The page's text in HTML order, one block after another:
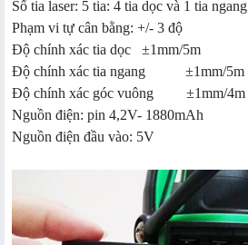
Số tia laser: 5 tia: 4 tia dọc và 1 tia ngang
Phạm vi tự cân bằng: +/- 3 độ
Độ chính xác tia dọc ±1mm/5m
Độ chính xác tia ngang ±1mm/5m
Độ chính xác góc vuông ±1mm/4m
Nguồn điện: pin 4,2V- 1880mAh
Nguồn điện đầu vào: 5V